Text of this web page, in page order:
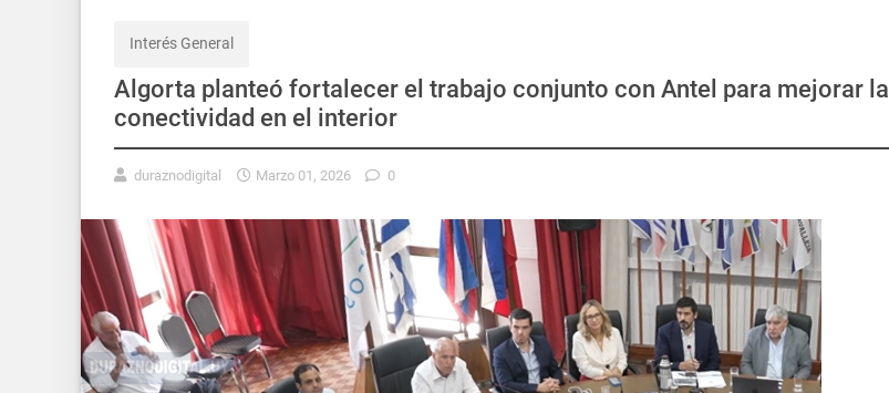
Interés General
Algorta planteó fortalecer el trabajo conjunto con Antel para mejorar la
conectividad en el interior
duraznodigital Marzo 01, 2026 0